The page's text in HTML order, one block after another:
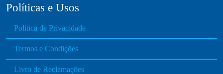
Políticas e Usos
Política de Privacidade
Termos e Condições
Livro de Reclamações